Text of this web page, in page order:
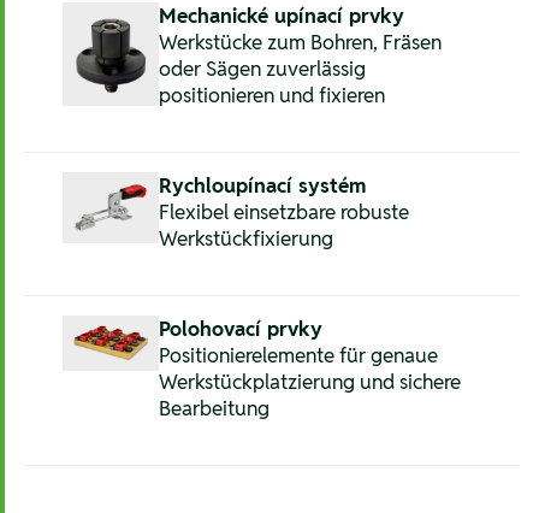
Mechanické upínací prvky
Werkstücke zum Bohren, Fräsen
oder Sägen zuverlässig
positionieren und fixieren
Rychloupínací systém
Flexibel einsetzbare robuste
Werkstückfixierung
Polohovací prvky
Positionierelemente für genaue
Werkstückplatzierung und sichere
Bearbeitung